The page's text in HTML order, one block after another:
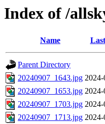
Index of /
Name
Parent Directory
20240907_1643.jpg
20240907_1653.jpg
20240907_1703.jpg
20240907_1713.jpg